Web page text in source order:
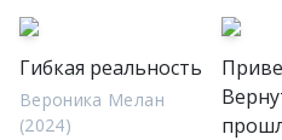
Гибкая реальность
Вероника Мелан
(2024)